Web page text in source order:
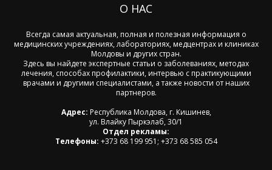
О НАС
Всегда самая актуальная, полная и полезная информация о
медицинских учреждениях, лабораториях, медцентрах и клиниках
Молдовы и других стран.
Здесь вы найдете экспертные статьи о заболеваниях, методах
лечения, способах профилактики, интервью с практикующими
врачами и другими специалистами, а также новости от наших
партнеров.
Адрес: Республика Молдова, г. Кишинев,
ул. Влайку Пыркэлаб, 30/1
Отдел рекламы:
Телефоны: +373 68 199 951; +373 68 585 054